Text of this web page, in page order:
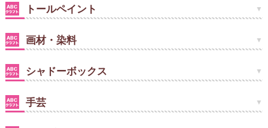
トールペイント
画材・染料
シャドーボックス
手芸